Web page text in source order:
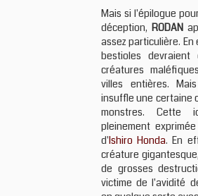
Mais si l'épilogue
déception, RODAN
assez particulière. En
bestioles
créatures
villes entières.
insuffle une certaine
monstres.
pleinement
d'Ishiro Honda. En
créature
de grosses
victime de l'avidité